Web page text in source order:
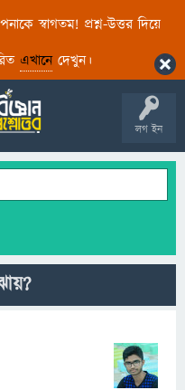
স্বাগতম! প্রশ্ন-উত্তর দিয়ে
এখানেদেখুন।
লগ ইন